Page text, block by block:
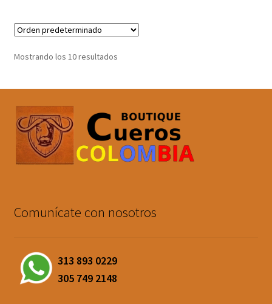
Mostrando los 10 resultados
Comunícate con nosotros
313 893 0229
305 749 2148